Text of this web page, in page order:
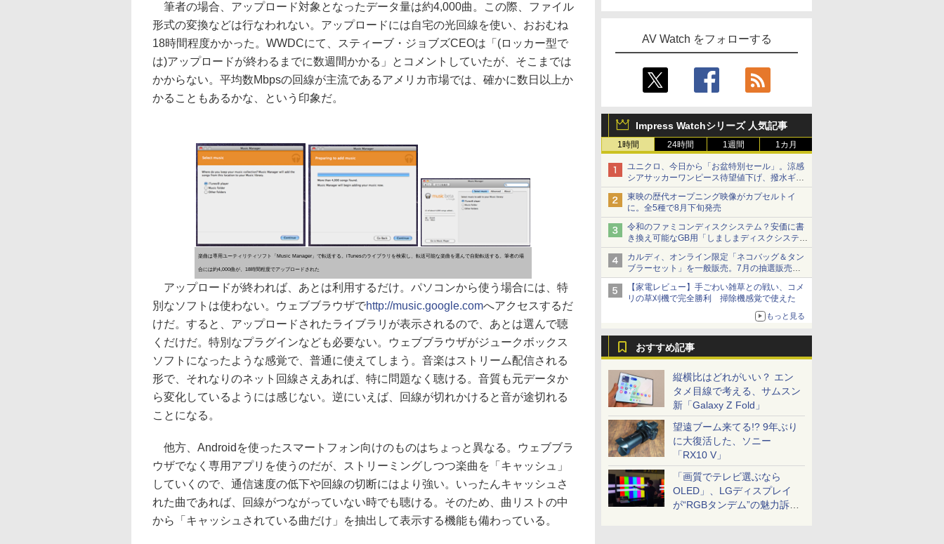
AV Watch をフォローする
Impress Watchシリーズ 人気記事
1時間 24時間 1週間 1カ月
ユニクロ、今日から「お盆特別セール」。涼感
シアサッカーワンピース待望値下げ、撥水ギア
ショーツは1990円に
東映の歴代オープニング映像がカプセルトイ
に。全5種で8月下旬発売
令和のファミコンディスクシステム？安価に書
き換え可能なGB用「しましまディスクシステ
ム」
カルディ、オンライン限定「ネコバッグ＆タン
ブラーセット」を一般販売。7月の抽選販売の
当選無効分
【家電レビュー】手ごわい雑草との戦い、コメ
リの草刈機で完全勝利 掃除機感覚で使えた
もっと見る
おすすめ記事
縦横比はどれがいい？ エン
タメ目線で考える、サムスン
新「Galaxy Z Fold」
望遠ブーム来てる!? 9年ぶり
に大復活した、ソニー
「RX10 V」
「画質でテレビ選ぶなら
OLED」、LGディスプレイ
が“RGBタンデム”の魅力訴
筆者の場合、アップロード対象となったデータ量は約4,000曲。この際、ファイル
形式の変換などは行なわれない。アップロードには自宅の光回線を使い、おおむね
18時間程度かかった。WWDCにて、スティーブ・ジョブズCEOは「(ロッカー型で
は)アップロードが終わるまでに数週間かかる」とコメントしていたが、そこまでは
かからない。平均数Mbpsの回線が主流であるアメリカ市場では、確かに数日以上か
かることもあるかな、という印象だ。
楽曲は専用ユーティリティソフト「Music Manager」で転送する。iTunesのライブラリを検索し、転送可能な楽曲を選んで自動転送する。筆者の場
合には約4,000曲が、18時間程度でアップロードされた
アップロードが終われば、あとは利用するだけ。パソコンから使う場合には、特
別なソフトは使わない。ウェブブラウザでhttp://music.google.comへアクセスするだ
けだ。すると、アップロードされたライブラリが表示されるので、あとは選んで聴
くだけだ。特別なプラグインなども必要ない。ウェブブラウザがジュークボックス
ソフトになったような感覚で、普通に使えてしまう。音楽はストリーム配信される
形で、それなりのネット回線さえあれば、特に問題なく聴ける。音質も元データか
ら変化しているようには感じない。逆にいえば、回線が切れかけると音が途切れる
ことになる。
他方、Androidを使ったスマートフォン向けのものはちょっと異なる。ウェブブラ
ウザでなく専用アプリを使うのだが、ストリーミングしつつ楽曲を「キャッシュ」
していくので、通信速度の低下や回線の切断にはより強い。いったんキャッシュさ
れた曲であれば、回線がつながっていない時でも聴ける。そのため、曲リストの中
から「キャッシュされている曲だけ」を抽出して表示する機能も備わっている。